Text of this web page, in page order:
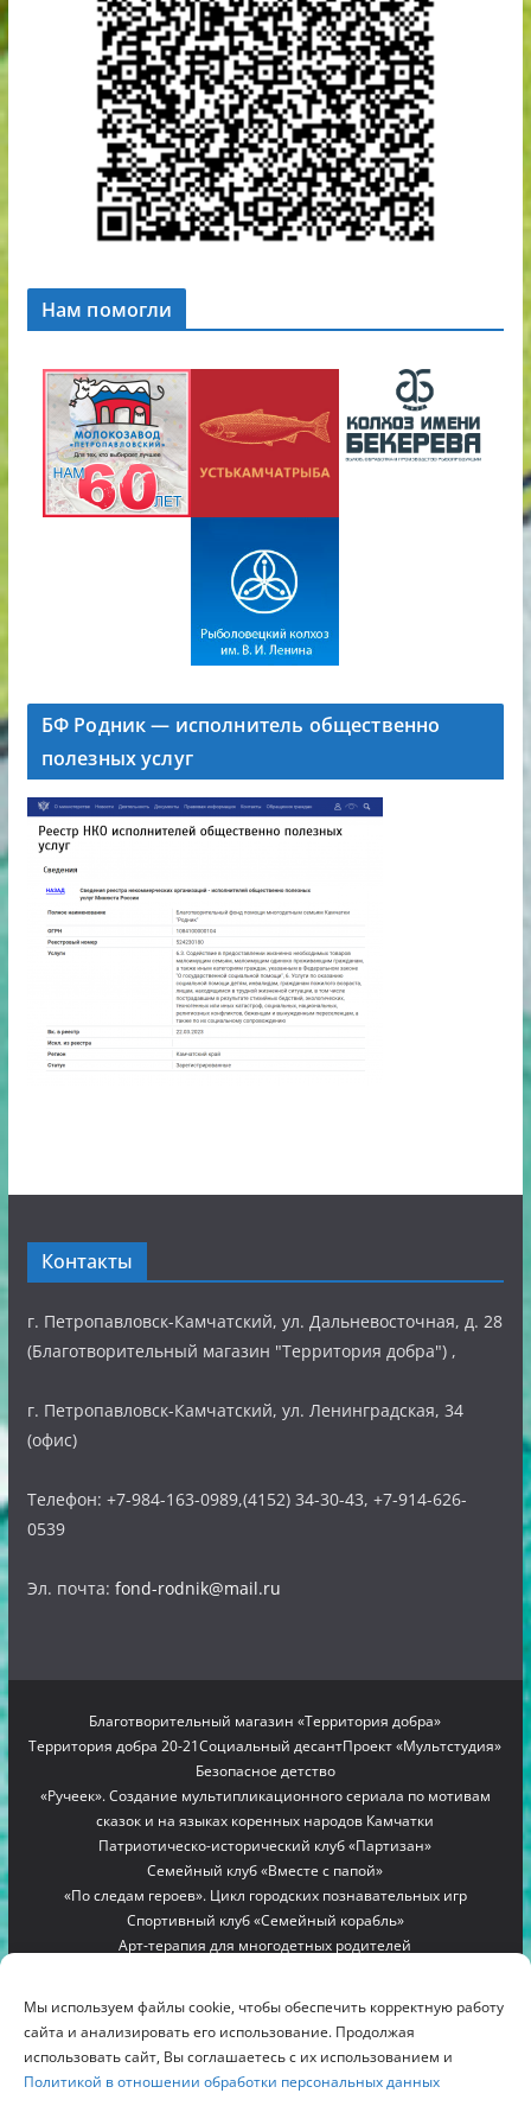
Мы используем файлы cookie, чтобы обеспечить корректную работу
сайта и анализировать его использование. Продолжая
использовать сайт, Вы соглашаетесь с их использованием и
Политикой в отношении обработки персональных данных
Нам помогли
БФ Родник — исполнитель общественно
полезных услуг
Контакты
г. Петропавловск-Камчатский, ул. Дальневосточная, д. 28
(Благотворительный магазин "Территория добра") ,
г. Петропавловск-Камчатский, ул. Ленинградская, 34
(офис)
Телефон: +7-984-163-0989,(4152) 34-30-43, +7-914-626-
0539
Эл. почта: fond-rodnik@mail.ru
Благотворительный магазин «Территория добра»
Территория добра 20-21Социальный десантПроект «Мультстудия»
Безопасное детство
«Ручеек». Создание мультипликационного сериала по мотивам
сказок и на языках коренных народов Камчатки
Патриотическо-исторический клуб «Партизан»
Семейный клуб «Вместе с папой»
«По следам героев». Цикл городских познавательных игр
Спортивный клуб «Семейный корабль»
Арт-терапия для многодетных родителей
Copyright © 2012-2026
БЛАГОТВОРИТЕЛЬНЫЙ ФОНД
"РОДНИК". All rights reserved.
Благотворительный фонд помощи многодетным семьям
Камчатки «Родник»